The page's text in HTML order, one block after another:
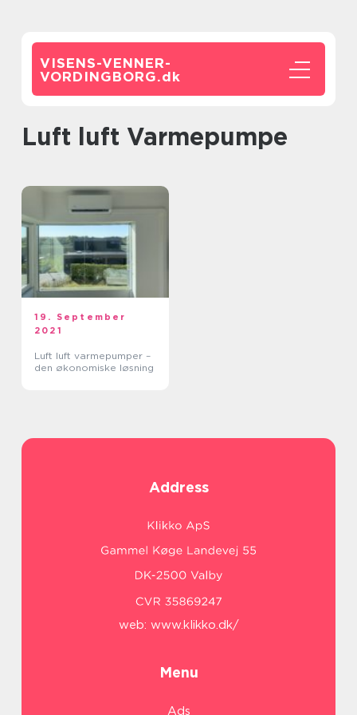
VISENS-VENNER-
VORDINGBORG.dk
luft luft Varmepumpe
19. September
2021
Luft luft varmepumper –
den økonomiske løsning
Address
web: www.klikko.dk/
Menu
Ads